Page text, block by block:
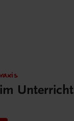
Unterricht